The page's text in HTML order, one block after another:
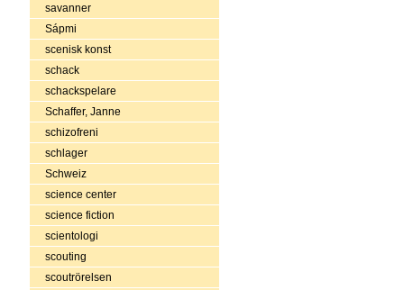
savanner
Sápmi
scenisk konst
schack
schackspelare
Schaffer, Janne
schizofreni
schlager
Schweiz
science center
science fiction
scientologi
scouting
scoutrörelsen